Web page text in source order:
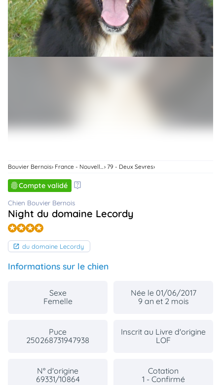
Connexion
Bouvier Bernois 79 - Deux Sevres
Compte validé
Chien Bouvier Bernois
Night du domaine Lecordy
du domaine Lecordy
Informations sur le chien
Sexe
Femelle
Née le 01/06/2017
9 an et 2 mois
Puce
250268731947938
Inscrit au Livre d'origine
LOF
N° d'origine
69331/10864
Cotation
1 - Confirmé